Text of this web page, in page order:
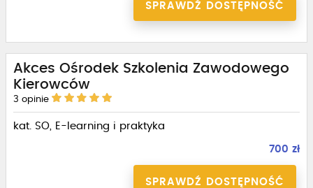
SPRAWDŹ DOSTĘPNOŚĆ
Akces Ośrodek Szkolenia Zawodowego
Kierowców
3 opinie
kat. SO, E-learning i praktyka
700 zł
SPRAWDŹ DOSTĘPNOŚĆ